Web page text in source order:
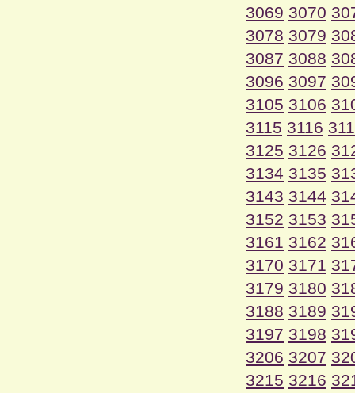
3069 3070
3078 3079
3087 3088
3096 3097
3105 3106
3115 3116
3125 3126
3134 3135
3143 3144
3152 3153
3161 3162
3170 3171
3179 3180
3188 3189
3197 3198
3206 3207
3215 3216